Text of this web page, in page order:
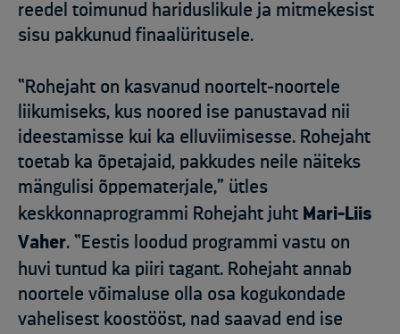
reedel toimunud hariduslikule ja mitmekesist
sisu pakkunud finaalüritusele.
“Rohejaht on kasvanud noortelt-noortele
liikumiseks, kus noored ise panustavad nii
ideestamisse kui ka elluviimisesse. Rohejaht
toetab ka õpetajaid, pakkudes neile näiteks
mängulisi õppematerjale,” ütles
keskkonnaprogrammi Rohejaht juht Mari-Liis
Vaher. “Eestis loodud programmi vastu on
huvi tuntud ka piiri tagant. Rohejaht annab
noortele võimaluse olla osa kogukondade
vahelisest koostööst, nad saavad end ise